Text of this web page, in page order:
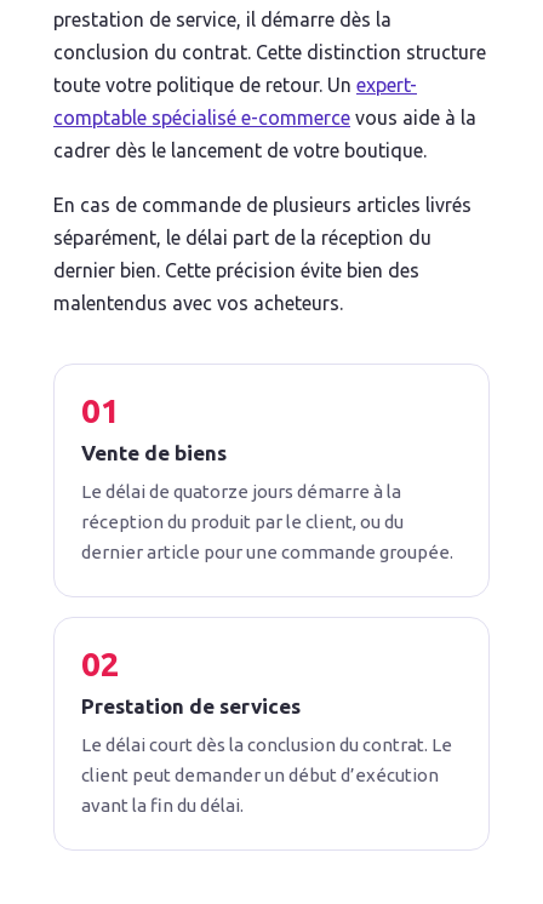
prestation de service, il démarre dès la
conclusion du contrat. Cette distinction structure
toute votre politique de retour. Un expert-
comptable spécialisé e-commerce vous aide à la
cadrer dès le lancement de votre boutique.
En cas de commande de plusieurs articles livrés
séparément, le délai part de la réception du
dernier bien. Cette précision évite bien des
malentendus avec vos acheteurs.
Vente de biens
Le délai de quatorze jours démarre à la
réception du produit par le client, ou du
dernier article pour une commande groupée.
Prestation de services
Le délai court dès la conclusion du contrat. Le
client peut demander un début d’exécution
avant la fin du délai.